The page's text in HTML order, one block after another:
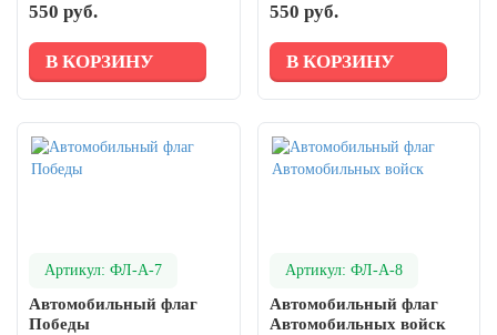
550 руб.
В КОРЗИНУ
550 руб.
В КОРЗИНУ
Артикул: ФЛ-А-7
Автомобильный флаг
Победы
Артикул: ФЛ-А-8
Автомобильный флаг
Автомобильных войск